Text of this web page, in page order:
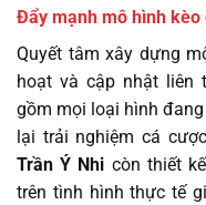
Đẩy mạnh mô hình kèo
Quyết tâm xây dựng
hoạt và cập nhật liên
gồm mọi loại hình
lại trải nghiệm cá
Trần Ý Nhi còn thiết
trên tình hình thực tế